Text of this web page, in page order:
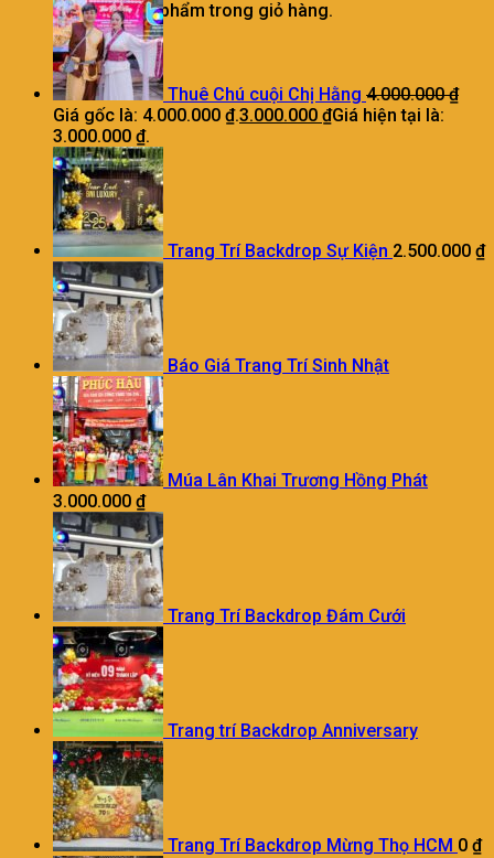
Chưa có sản phẩm trong giỏ hàng.
Thuê Chú cuội Chị Hằng 4.000.000₫
Giá gốc là: 4.000.000 ₫.3.000.000 ₫Giá hiện tại là:
3.000.000 ₫.
Trang Trí Backdrop Sự Kiện 2.500.000 ₫
Báo Giá Trang Trí Sinh Nhật
Múa Lân Khai Trương Hồng Phát
3.000.000 ₫
Trang Trí Backdrop Đám Cưới
Trang trí Backdrop Anniversary
Trang Trí Backdrop Mừng Thọ HCM 0 ₫